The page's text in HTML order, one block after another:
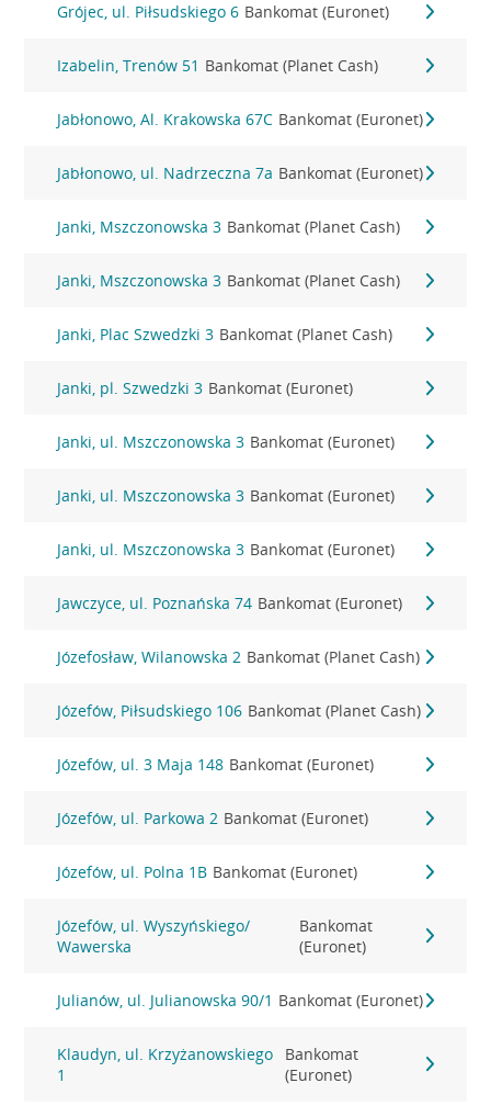
Grójec, ul. Piłsudskiego 6 Bankomat (Euronet)
Izabelin, Trenów 51 Bankomat (Planet Cash)
Jabłonowo, Al. Krakowska 67C Bankomat (Euronet)
Jabłonowo, ul. Nadrzeczna 7a Bankomat (Euronet)
Janki, Mszczonowska 3 Bankomat (Planet Cash)
Janki, Mszczonowska 3 Bankomat (Planet Cash)
Janki, Plac Szwedzki 3 Bankomat (Planet Cash)
Janki, pl. Szwedzki 3 Bankomat (Euronet)
Janki, ul. Mszczonowska 3 Bankomat (Euronet)
Janki, ul. Mszczonowska 3 Bankomat (Euronet)
Janki, ul. Mszczonowska 3 Bankomat (Euronet)
Jawczyce, ul. Poznańska 74 Bankomat (Euronet)
Józefosław, Wilanowska 2 Bankomat (Planet Cash)
Józefów, Piłsudskiego 106 Bankomat (Planet Cash)
Józefów, ul. 3 Maja 148 Bankomat (Euronet)
Józefów, ul. Parkowa 2 Bankomat (Euronet)
Józefów, ul. Polna 1B Bankomat (Euronet)
Józefów, ul. Wyszyńskiego/
Wawerska
Bankomat
(Euronet)
Julianów, ul. Julianowska 90/1 Bankomat (Euronet)
Klaudyn, ul. Krzyżanowskiego
1
Bankomat
(Euronet)